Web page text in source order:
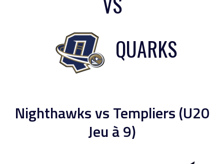
QUARKS
Nighthawks vs Templiers (U20
Jeu à 9)